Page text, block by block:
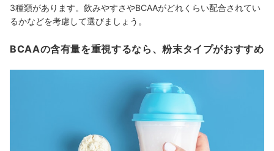
3種類があります。飲みやすさやBCAAがどれくらい配合されてい
るかなどを考慮して選びましょう。
BCAAの含有量を重視するなら、粉末タイプがおすすめ